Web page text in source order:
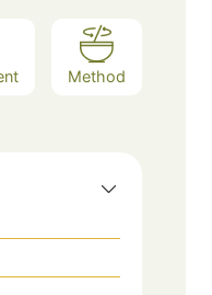
Method